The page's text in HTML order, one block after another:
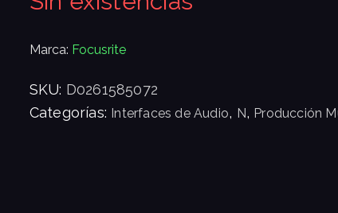
Marca: Focusrite
SKU: D0261585072
Categorías: Interfaces de Audio, N, Producción